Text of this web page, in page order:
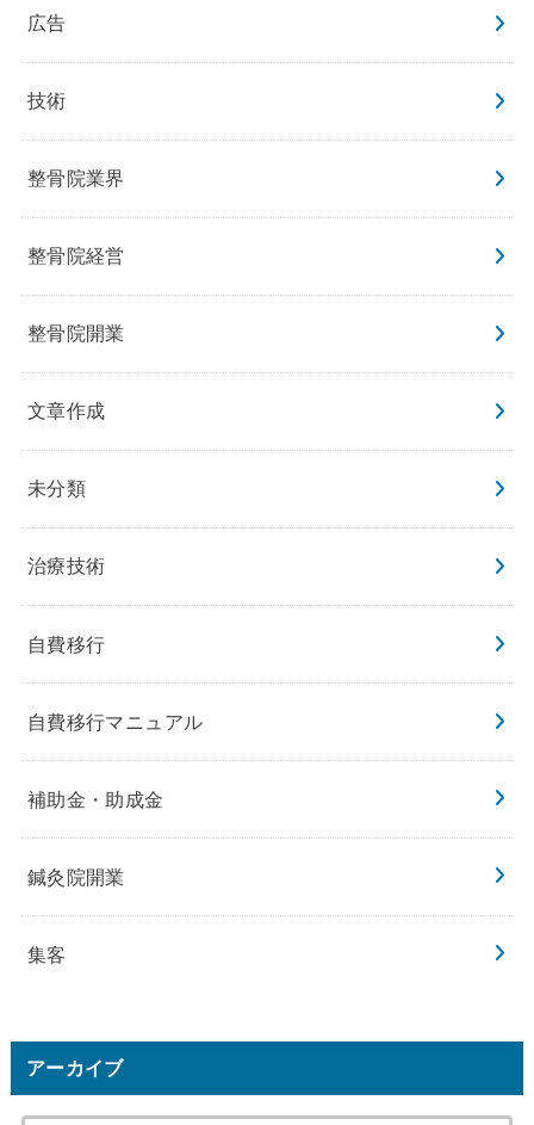
広告
技術
整骨院業界
整骨院経営
整骨院開業
文章作成
未分類
治療技術
自費移行
自費移行マニュアル
補助金・助成金
鍼灸院開業
集客
アーカイブ